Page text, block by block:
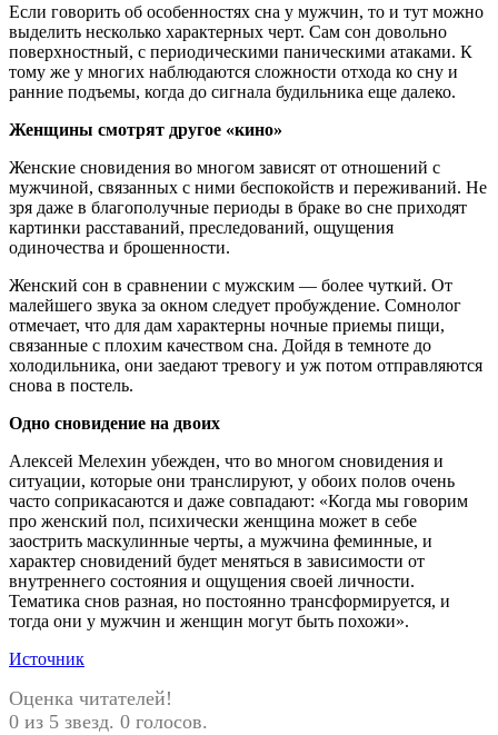
Если говорить об особенностях сна у мужчин, то и тут можно
выделить несколько характерных черт. Сам сон довольно
поверхностный, с периодическими паническими атаками. К
тому же у многих наблюдаются сложности отхода ко сну и
ранние подъемы, когда до сигнала будильника еще далеко.
Женщины смотрят другое «кино»
Женские сновидения во многом зависят от отношений с
мужчиной, связанных с ними беспокойств и переживаний. Не
зря даже в благополучные периоды в браке во сне приходят
картинки расставаний, преследований, ощущения
одиночества и брошенности.
Женский сон в сравнении с мужским — более чуткий. От
малейшего звука за окном следует пробуждение. Сомнолог
отмечает, что для дам характерны ночные приемы пищи,
связанные с плохим качеством сна. Дойдя в темноте до
холодильника, они заедают тревогу и уж потом отправляются
снова в постель.
Одно сновидение на двоих
Алексей Мелехин убежден, что во многом сновидения и
ситуации, которые они транслируют, у обоих полов очень
часто соприкасаются и даже совпадают: «Когда мы говорим
про женский пол, психически женщина может в себе
заострить маскулинные черты, а мужчина феминные, и
характер сновидений будет меняться в зависимости от
внутреннего состояния и ощущения своей личности.
Тематика снов разная, но постоянно трансформируется, и
тогда они у мужчин и женщин могут быть похожи».
Источник
Оценка читателей!
0 из 5 звезд. 0 голосов.